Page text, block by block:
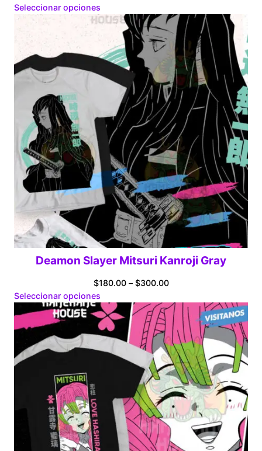
$180.00
through
$300.00
Seleccionar opciones
Deamon Slayer Mitsuri Kanroji Gray
$180.00 – $300.00Price
$180.00
through
$300.00
Seleccionar opciones